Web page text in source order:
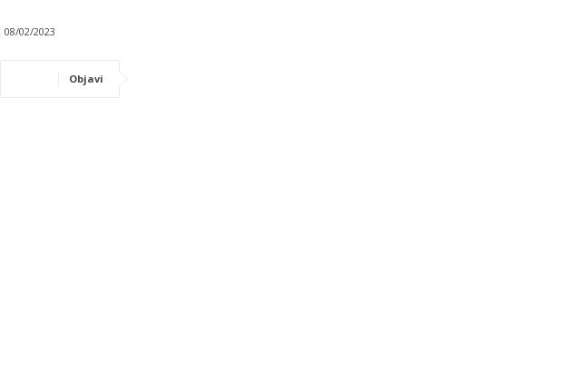
08/02/2023
Objavi